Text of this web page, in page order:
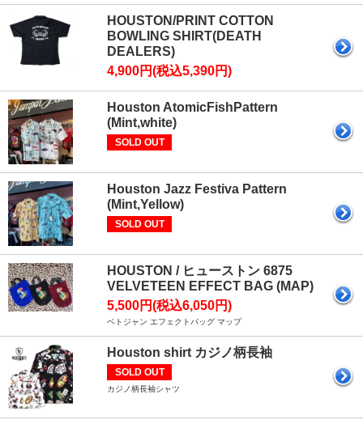
HOUSTON/PRINT COTTON
BOWLING SHIRT(DEATH
DEALERS)
4,900円(税込5,390円)
Houston AtomicFishPattern
(Mint,white)
SOLD OUT
Houston Jazz Festiva Pattern
(Mint,Yellow)
SOLD OUT
HOUSTON / ヒューストン 6875
VELVETEEN EFFECT BAG (MAP)
5,500円(税込6,050円)
ベトジャン エフェクトバッグ マップ
Houston shirt カジノ柄長袖
SOLD OUT
カジノ柄長袖シャツ